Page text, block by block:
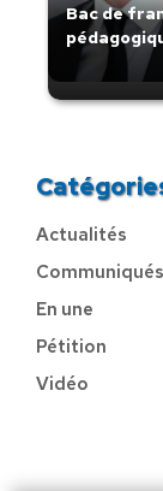
Bac de
Actualités
Communiqués
En une
Pétition
Vidéo